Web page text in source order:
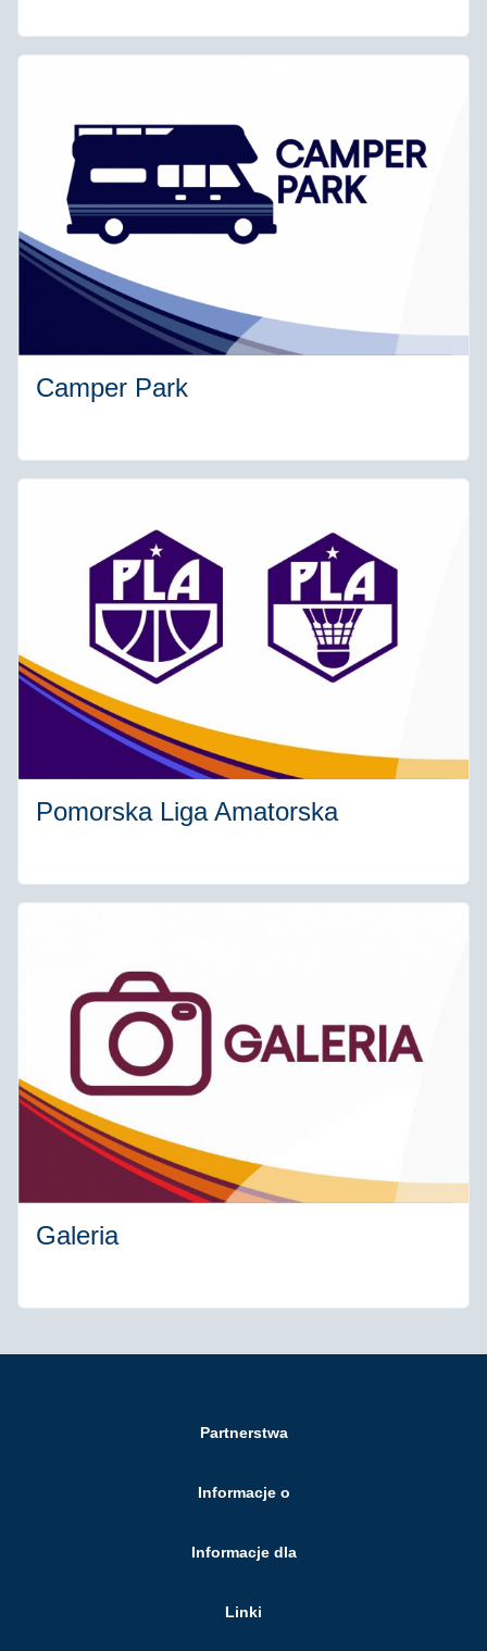
Camper Park
Pomorska Liga Amatorska
Galeria
Partnerstwa
Informacje o
Informacje dla
Linki